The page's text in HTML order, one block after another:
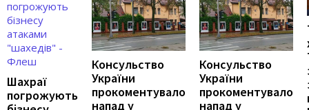
Шахраї
погрожують
Консульство
України
прокоментувало
напад у
Консульство
України
прокоментувало
напад у